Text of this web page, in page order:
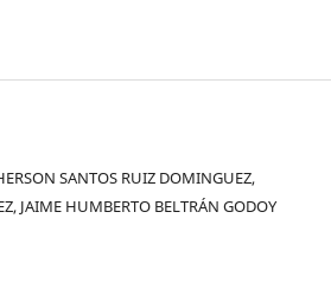
SANTOS RUIZ DOMINGUEZ,
JAIME HUMBERTO BELTRÁN GODOY